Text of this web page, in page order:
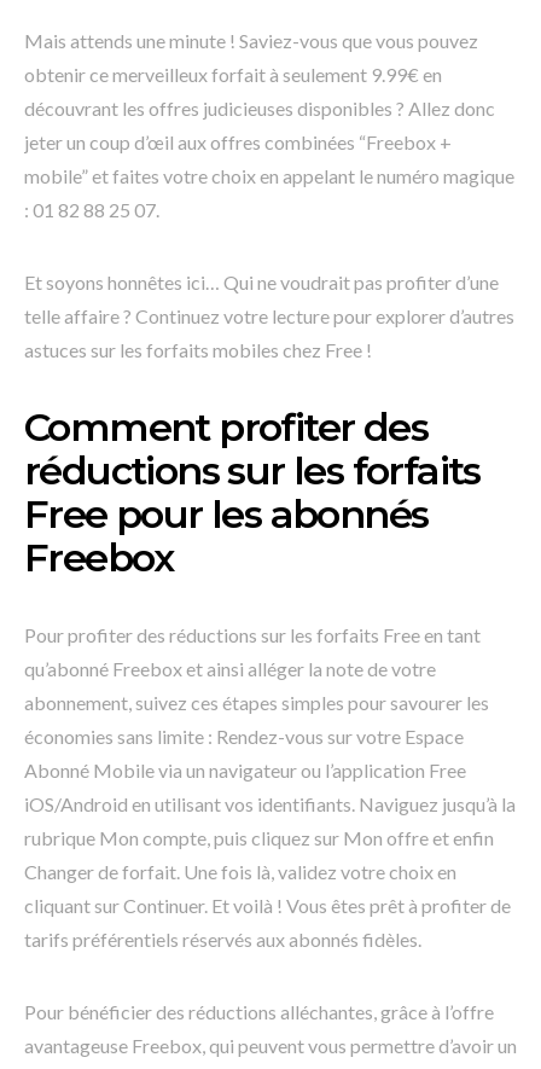
Mais attends une minute ! Saviez-vous que vous pouvez
obtenir ce merveilleux forfait à seulement 9.99€ en
découvrant les offres judicieuses disponibles ? Allez donc
jeter un coup d’œil aux offres combinées “Freebox +
mobile” et faites votre choix en appelant le numéro magique
: 01 82 88 25 07.
Et soyons honnêtes ici… Qui ne voudrait pas profiter d’une
telle affaire ? Continuez votre lecture pour explorer d’autres
astuces sur les forfaits mobiles chez Free !
Comment profiter des
réductions sur les forfaits
Free pour les abonnés
Freebox
Pour profiter des réductions sur les forfaits Free en tant
qu’abonné Freebox et ainsi alléger la note de votre
abonnement, suivez ces étapes simples pour savourer les
économies sans limite : Rendez-vous sur votre Espace
Abonné Mobile via un navigateur ou l’application Free
iOS/Android en utilisant vos identifiants. Naviguez jusqu’à la
rubrique Mon compte, puis cliquez sur Mon offre et enfin
Changer de forfait. Une fois là, validez votre choix en
cliquant sur Continuer. Et voilà ! Vous êtes prêt à profiter de
tarifs préférentiels réservés aux abonnés fidèles.
Pour bénéficier des réductions alléchantes, grâce à l’offre
avantageuse Freebox, qui peuvent vous permettre d’avoir un